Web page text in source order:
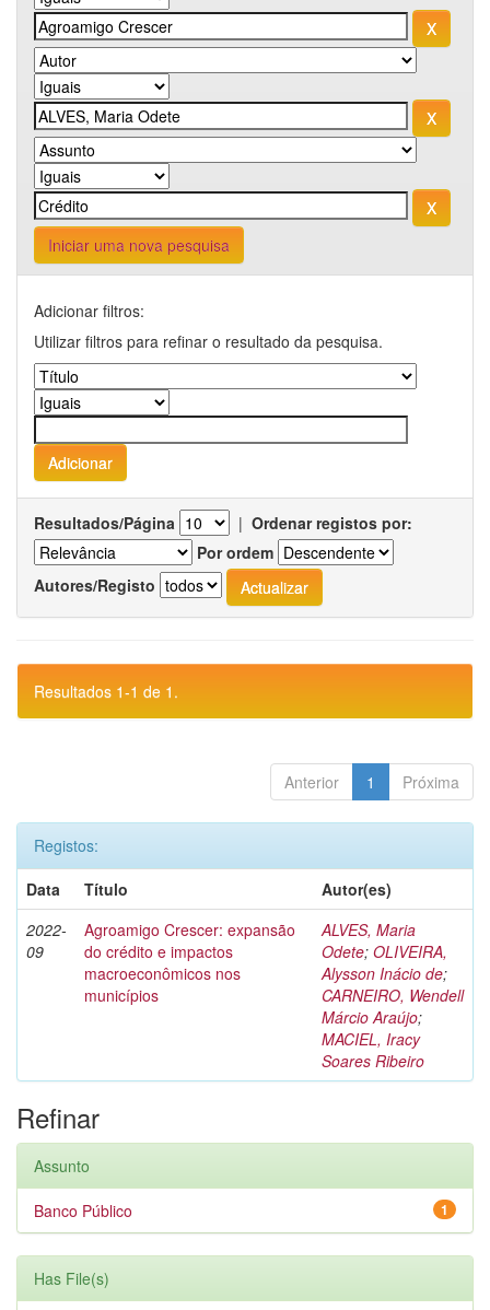
Iniciar uma nova pesquisa
Adicionar filtros:
Utilizar filtros para refinar o resultado da pesquisa.
Resultados/Página | Ordenar registos por:
Por ordem
Autores/Registo
Resultados 1-1 de 1.
Anterior 1 Próxima
Registos:
Data
Título
Autor(es)
2022-
09
Agroamigo Crescer: expansão
do crédito e impactos
macroeconômicos nos
municípios
ALVES, Maria
Odete; OLIVEIRA,
Alysson Inácio de;
CARNEIRO, Wendell
Márcio Araújo;
MACIEL, Iracy
Soares Ribeiro
Refinar
Assunto
1
Banco Público
Has File(s)